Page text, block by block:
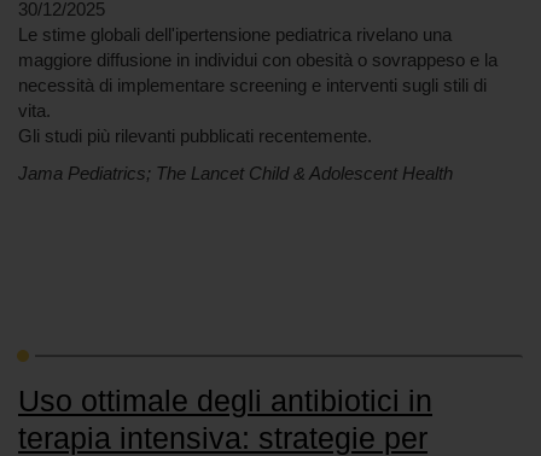
30/12/2025
Le stime globali dell'ipertensione pediatrica rivelano una
maggiore diffusione in individui con obesità o sovrappeso e la
necessità di implementare screening e interventi sugli stili di
vita.
Gli studi più rilevanti pubblicati recentemente.
Jama Pediatrics; The Lancet Child & Adolescent Health
Uso ottimale degli antibiotici in
terapia intensiva: strategie per